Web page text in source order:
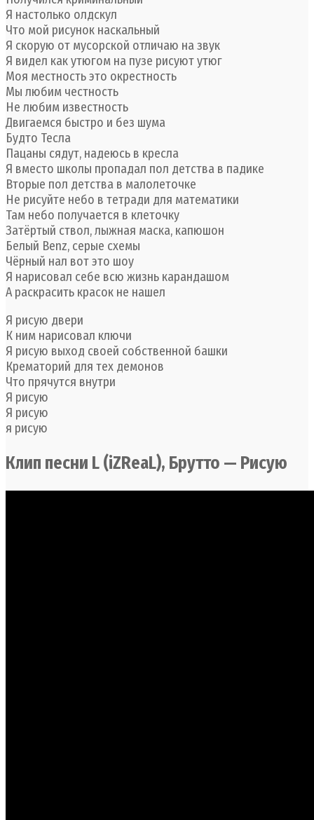
Я настолько олдскул
Что мой рисунок наскальный
Я скорую от мусорской отличаю на звук
Я видел как утюгом на пузе рисуют утюг
Моя местность это окрестность
Мы любим честность
Не любим известность
Двигаемся быстро и без шума
Будто Тесла
Пацаны сядут, надеюсь в кресла
Я вместо школы пропадал пол детства в падике
Вторые пол детства в малолеточке
Не рисуйте небо в тетради для математики
Там небо получается в клеточку
Затёртый ствол, лыжная маска, капюшон
Белый Benz, серые схемы
Чёрный нал вот это шоу
Я нарисовал себе всю жизнь карандашом
А раскрасить красок не нашел
Я рисую двери
К ним нарисовал ключи
Я рисую выход своей собственной башки
Крематорий для тех демонов
Что прячутся внутри
Я рисую
Я рисую
я рисую
Клип песни L (iZReaL), Брутто — Рисую